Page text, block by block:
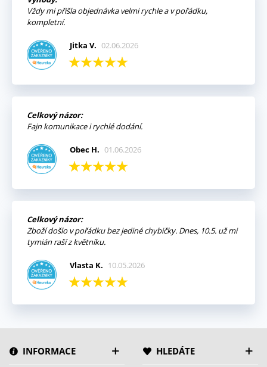
Vždy mi přišla objednávka velmi rychle a v pořádku,
kompletní.
Jitka V. 02.06.2026
Celkový názor:
Fajn komunikace i rychlé dodání.
Obec H. 01.06.2026
Celkový názor:
Zboží došlo v pořádku bez jediné chybičky. Dnes, 10.5. už mi
tymián raší z květníku.
Vlasta K. 10.05.2026
INFORMACE HLEDÁTE